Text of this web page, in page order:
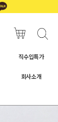
직수입특가
회사소개